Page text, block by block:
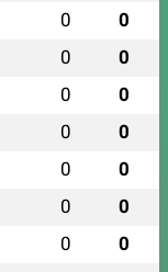
0 0
0 0
0 0
0 0
0 0
0 0
0 0